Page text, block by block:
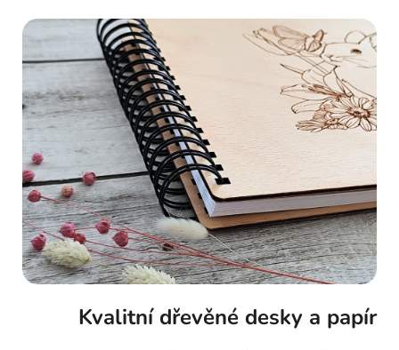
Kvalitní dřevěné desky a papír